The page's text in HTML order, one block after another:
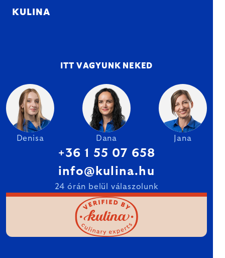
KULINA
ITT VAGYUNK NEKED
Denisa Dana Jana
+36 1 55 07 658
info@kulina.hu
24 órán belül válaszolunk